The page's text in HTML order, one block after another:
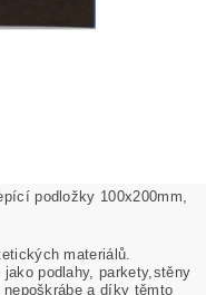
podložky 100x200mm,
materiálů.
podlahy, parkety,stěny
a díky těmto